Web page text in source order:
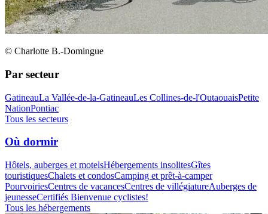
© Charlotte B.-Domingue
Par secteur
GatineauLa Vallée-de-la-GatineauLes Collines-de-l'OutaouaisPetite
NationPontiac
Tous les secteurs
Où dormir
Hôtels, auberges et motelsHébergements insolitesGîtes
touristiquesChalets et condosCamping et prêt-à-camper
PourvoiriesCentres de vacancesCentres de villégiatureAuberges de
jeunesseCertifiés Bienvenue cyclistes!
Tous les hébergements